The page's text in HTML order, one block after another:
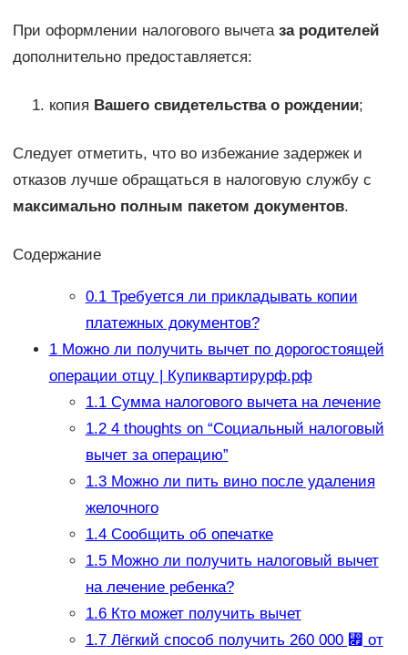
При оформлении налогового вычета за родителей
дополнительно предоставляется:
копия Вашего свидетельства о рождении;
Следует отметить, что во избежание задержек и
отказов лучше обращаться в налоговую службу с
максимально полным пакетом документов.
Содержание
0.1Требуется ли прикладывать копии
платежных документов?
1Можно ли получить вычет по дорогостоящей
операции отцу | Купиквартирурф.рф
1.1Сумма налогового вычета на лечение
1.24 thoughts on “Социальный налоговый
вычет за операцию”
1.3Можно ли пить вино после удаления
желочного
1.4Сообщить об опечатке
1.5Можно ли получить налоговый вычет
на лечение ребенка?
1.6Кто может получить вычет
1.7Лёгкий способ получить 260 000 ⃏ от